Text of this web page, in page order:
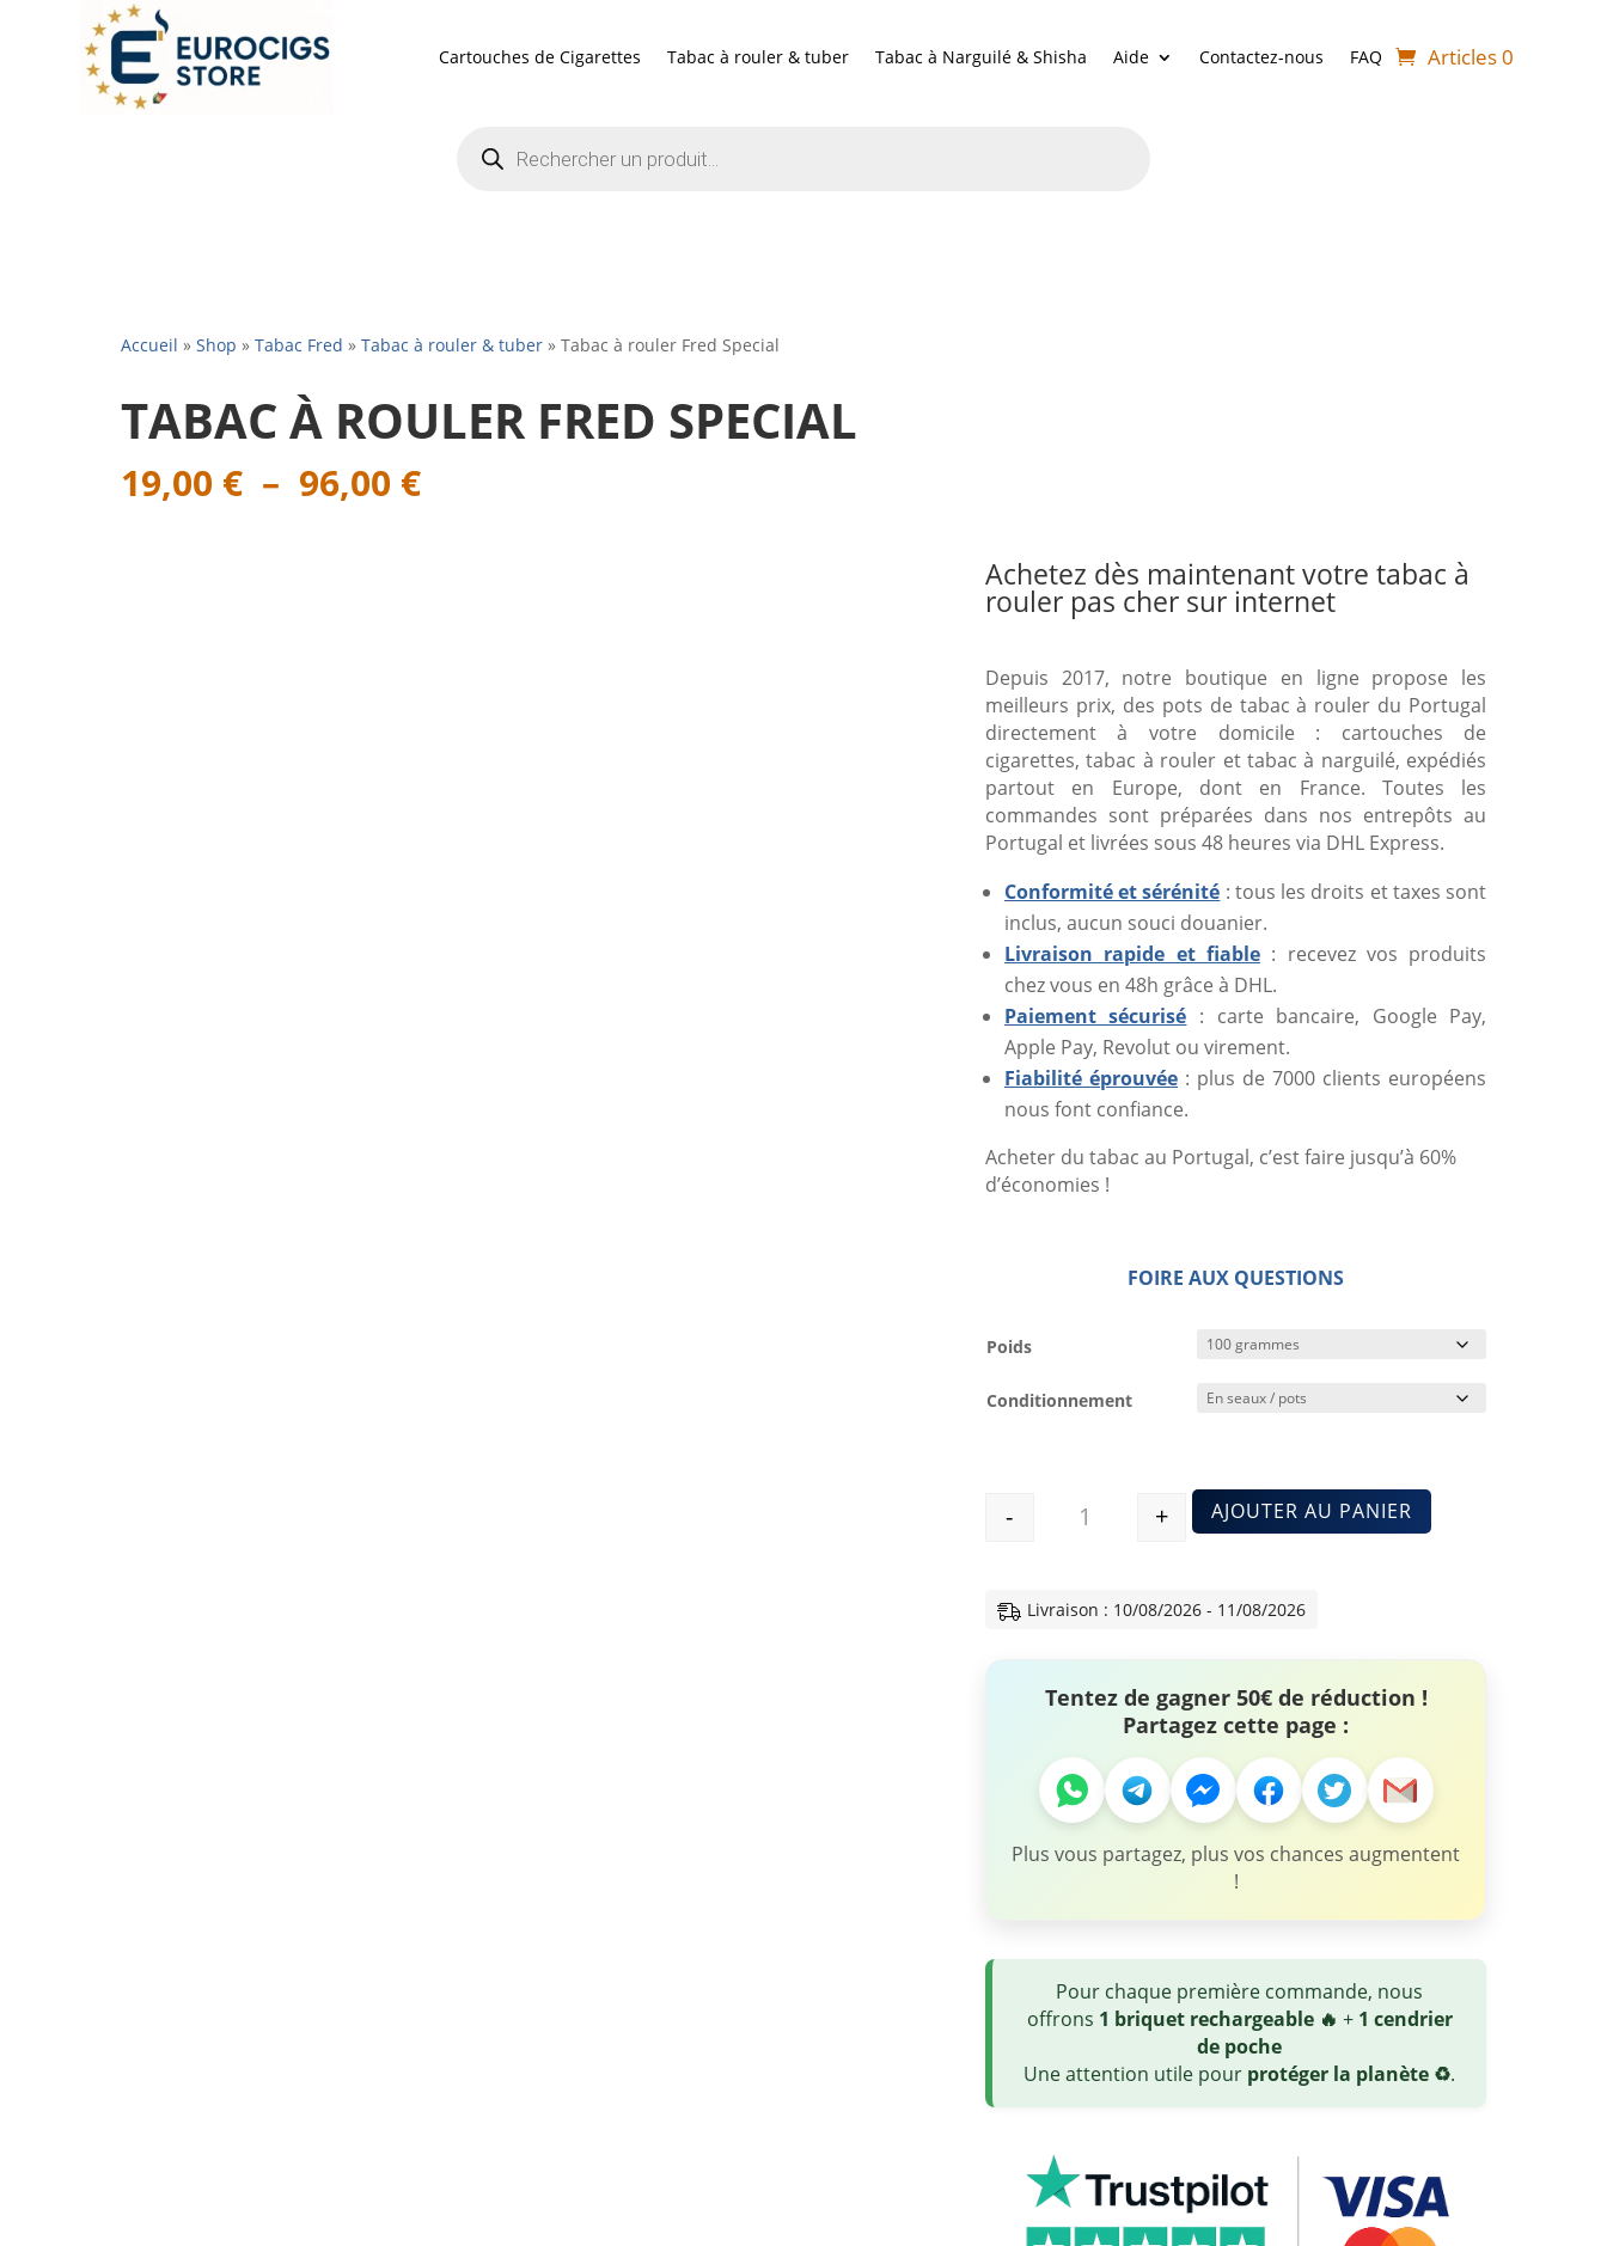
Cartouches de Cigarettes Tabac à rouler & tuber Tabac à Narguilé & Shisha Aide Contactez-nous FAQ Articles 0
produits
Accueil » Shop » Tabac Fred » Tabac à rouler & tuber» Tabac à rouler Fred Special
TABAC À ROULER FRED SPECIAL
19,00 € – 96,00 €Plage
de
Achetez dès maintenant votre tabac à
rouler pas cher sur internet
Depuis 2017, notre boutique en ligne propose les
meilleurs prix, des pots de tabac à rouler du Portugal
directement à votre domicile : cartouches de
cigarettes, tabac à rouler et tabac à narguilé, expédiés
partout en Europe, dont en France. Toutes les
commandes sont préparées dans nos entrepôts au
Portugal et livrées sous 48 heures via DHL Express.
Conformité et sérénité : tous les droits et taxes sont
inclus, aucun souci douanier.
Livraison rapide et fiable: recevez vos produits
chez vous en 48h grâce à DHL.
Paiement sécurisé : carte bancaire, Google Pay,
Apple Pay, Revolut ou virement.
Fiabilité éprouvée: plus de 7000 clients européens
nous font confiance.
Acheter du tabac au Portugal, c’est faire jusqu’à 60%
d’économies !
FOIRE AUX QUESTIONS
Poids
Conditionnement
Quantité
- + AJOUTER AU PANIER
Livraison : 10/08/2026 - 11/08/2026
Tentez de gagner 50€ de réduction !
Partagez cette page :
Plus vous partagez, plus vos chances augmentent
!
Pour chaque première commande, nous
offrons 1 briquet rechargeable 🔥 + 1 cendrier
de poche
Une attention utile pour protéger la planète ♻️.